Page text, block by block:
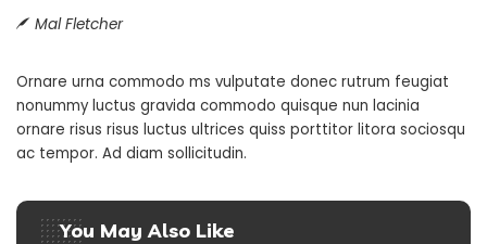
Mal Fletcher
Ornare urna commodo ms vulputate donec rutrum feugiat
nonummy luctus gravida commodo quisque nun lacinia
ornare risus risus luctus ultrices quiss porttitor litora sociosqu
ac tempor. Ad diam sollicitudin.
You May Also Like